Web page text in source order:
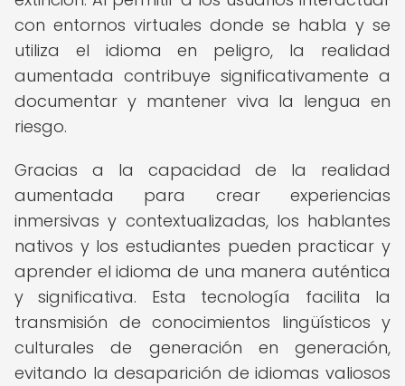
con entornos virtuales donde se habla y se
utiliza el idioma en peligro, la realidad
aumentada contribuye significativamente a
documentar y mantener viva la lengua en
riesgo.
Gracias a la capacidad de la realidad
aumentada para crear experiencias
inmersivas y contextualizadas, los hablantes
nativos y los estudiantes pueden practicar y
aprender el idioma de una manera auténtica
y significativa. Esta tecnología facilita la
transmisión de conocimientos lingüísticos y
culturales de generación en generación,
evitando la desaparición de idiomas valiosos